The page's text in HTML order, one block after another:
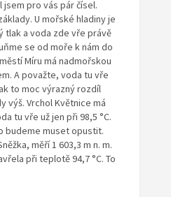
pro vás pár čísel.
U mořské hladiny je
tlak a voda zde vře právě
se od moře k nám do
Míru má nadmořskou
A považte, voda tu vře
to moc výrazný rozdíl
výš. Vrchol Květnice má
tu vře už jen při 98,5 °C.
budeme muset opustit.
měří 1 603,3 m n. m.
při teplotě 94,7 °C. To